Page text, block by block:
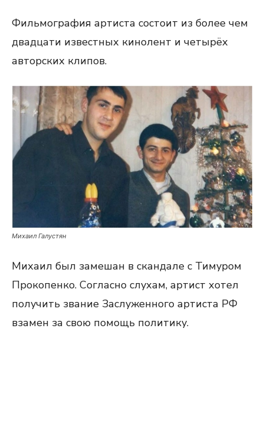
Фильмография артиста состоит из более чем
двадцати известных кинолент и четырёх
авторских клипов.
Михаил Галустян
Михаил был замешан в скандале с Тимуром
Прокопенко. Согласно слухам, артист хотел
получить звание Заслуженного артиста РФ
взамен за свою помощь политику.